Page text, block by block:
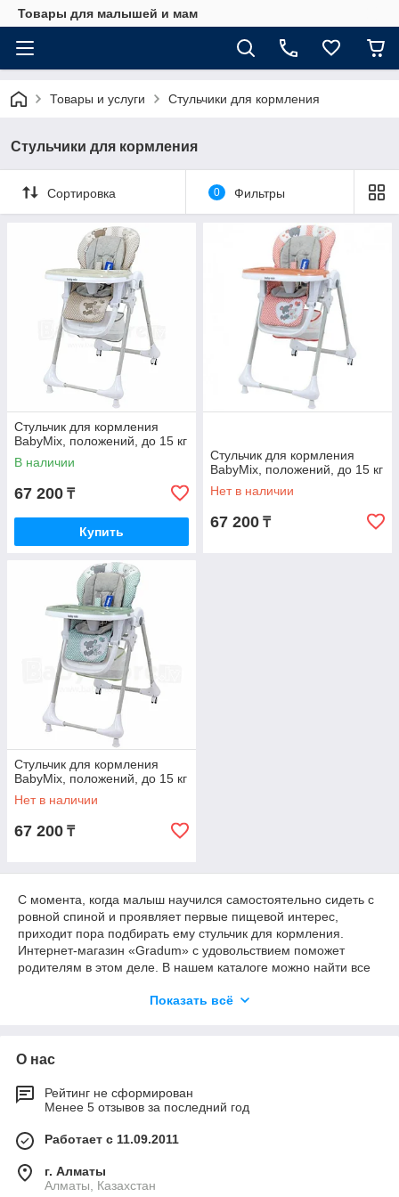
Товары для малышей и мам
Товары и услуги Стульчики для кормления
Стульчики для кормления
Сортировка 0 Фильтры
Стульчик для кормления
BabyMix, положений, до 15 кг
В наличии
67 200 ₸
Купить
Стульчик для кормления
BabyMix, положений, до 15 кг
Нет в наличии
67 200 ₸
Стульчик для кормления
BabyMix, положений, до 15 кг
Нет в наличии
67 200 ₸
С момента, когда малыш научился самостоятельно сидеть с
ровной спиной и проявляет первые пищевой интерес,
приходит пора подбирать ему стульчик для кормления.
Интернет-магазин «Gradum» с удовольствием поможет
родителям в этом деле. В нашем каталоге можно найти все
современные стульчики известных брендов, конструкция
Мебель для кормления младенцев от
Gradum
Уход за малышом отнимает много сил и времени. Поэтому
наша задача состоит в том, чтобы максимально упростить
родителям процесс выбора стульчика для кормления.
Опытные консультанты точно знают, каким критериям должна
соответствовать мебель, поэтому акцентируют внимание
Показать всё
О нас
Рейтинг не сформирован
Менее 5 отзывов за последний год
Работает с 11.09.2011
г. Алматы
Алматы, Казахстан